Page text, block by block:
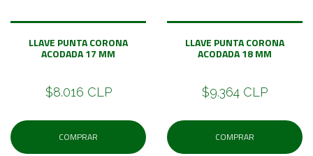
LLAVE PUNTA CORONA
ACODADA 17 MM
$8.016 CLP
COMPRAR
LLAVE PUNTA CORONA
ACODADA 18 MM
$9.364 CLP
COMPRAR